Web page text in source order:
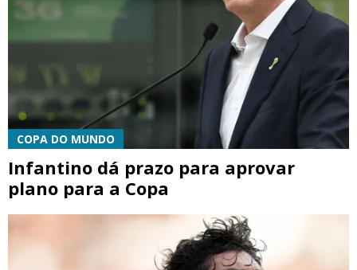
COPA DO MUNDO
Infantino dá prazo para aprovar
plano para a Copa